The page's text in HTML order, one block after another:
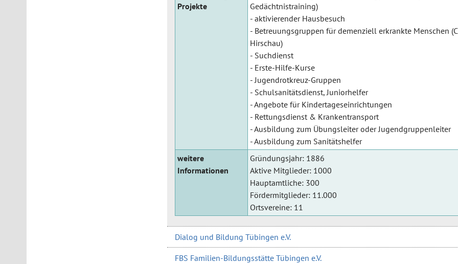
Projekte
Gedächtnistraining)
- aktivierender Hausbesuch
- Betreuungsgruppen für demenziell erkrankte Menschen
Hirschau)
- Suchdienst
- Erste-Hilfe-Kurse
- Jugendrotkreuz-Gruppen
- Schulsanitätsdienst, Juniorhelfer
- Angebote für Kindertageseinrichtungen
- Rettungsdienst & Krankentransport
- Ausbildung zum Übungsleiter oder Jugendgruppenleiter
- Ausbildung zum Sanitätshelfer
weitere
Informationen
Gründungsjahr: 1886
Aktive Mitglieder: 1000
Hauptamtliche: 300
Fördermitglieder: 11.000
Ortsvereine: 11
Dialog und Bildung Tübingen e.V.
FBS Familien-Bildungsstätte Tübingen e.V.